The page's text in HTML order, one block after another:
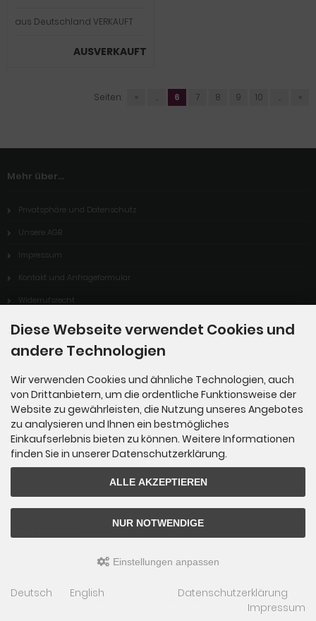
aus Deutschland VERKAUFT
AUSVERKAUFT
Seiten: « ... 6 7 8 9 10 ... »
Mehr über...
Privatsphäre und Datenschutz
Unsere AGB
Impressum
Kontakt und Anfrageformular
Widerrufsrecht
Vertrag Widerrufen
Cookie Einstellungen
Informationen
Sitemap
Über uns
Vorteile von Kipping-Fossils
Kipping-Fossils © 2026 | Template © 2009-2026 bymodified eCommerce Shopsoftware
Diese Webseite verwendet Cookies und
andere Technologien
Wir verwenden Cookies und ähnliche Technologien, auch
von Drittanbietern, um die ordentliche Funktionsweise der
Website zu gewährleisten, die Nutzung unseres Angebotes
zu analysieren und Ihnen ein bestmögliches
Einkaufserlebnis bieten zu können. Weitere Informationen
finden Sie in unserer Datenschutzerklärung.
ALLE AKZEPTIEREN
NUR NOTWENDIGE
Einstellungen anpassen
Deutsch English
Datenschutzerklärung
Impressum